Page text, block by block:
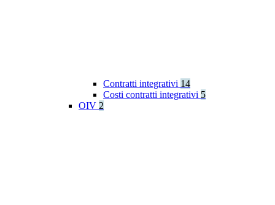
Contratti integrativi 14
Costi contratti integrativi 5
OIV 2